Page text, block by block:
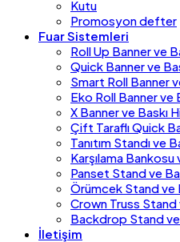
Kutu
Promosyon defter
Fuar Sistemleri
Roll Up Banner ve
Quick Banner ve
Smart Roll Banner
Eko Roll Banner ve
X Banner ve Baskı
Çift Taraflı Quick
Tanıtım Standı ve
Karşılama
Panset Stand ve
Örümcek Stand ve
Crown Truss Stand
Backdrop Stand
İletişim